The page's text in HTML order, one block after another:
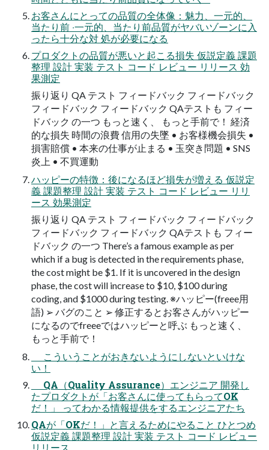
お客さんにとっての品質の全体像：魅⼒、⼀元的、
当たり前 ‧⼀元的、当たり前品質がヤバいゾーンに⼊
ったら⼗分な対 処が必要になる
プロダクトの品質が悪いと起こる損失 仮説定義 課題
整理 設計 実装 テスト コード レビュー リリース 効
果測定
振り返り QA テスト フィードバック フィードバック
フィードバック フィードバック QAテストも フィー
ドバック の⼀つ もっと速く、 もっと⼿前で！ 経済
的な損失 時間の浪費 信用の失墜 • お客様機会損失 •
損害賠償 • 本来の仕事が止まる • 玉突き問題 • SNS
炎上 • 不買運動
ハッピーの特徴：後になるほど損失が増える 仮説定
義 課題整理 設計 実装 テスト コード レビュー リリ
ース 効果測定
振り返り QA テスト フィードバック フィードバック
フィードバック フィードバック QAテストも フィー
ドバック の⼀つ There’s a famous example as per
which if a bug is detected in the requirements phase,
the cost might be $1. If it is uncovered in the design
phase, the cost will increase to $10, $100 during
coding, and $1000 during testing. ※ハッピー(freee⽤
語) ➢ バグのこと ➢ 修正するとお客さんがハッピー
になるのでfreeeではハッピーと呼ぶ もっと速く、
もっと⼿前で！
こういうことがおきないようにしないといけな
い！
QA（Quality Assurance）エンジニア 開発し
たプロダクトが「お客さんに使ってもらってOK
だ！」 ってわかる情報提供をするエンジニアたち
QAが「OKだ！」と⾔えるためにやること ひとつめ
仮説定義 課題整理 設計 実装 テスト コード レビュー
リリース